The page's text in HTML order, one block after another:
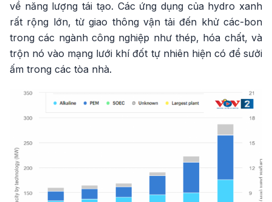
về năng lượng tái tạo. Các ứng dụng của hydro xanh
rất rộng lớn, từ giao thông vận tải đến khử các-bon
trong các ngành công nghiệp như thép, hóa chất, và
trộn nó vào mạng lưới khí đốt tự nhiên hiện có để sưởi
ấm trong các tòa nhà.